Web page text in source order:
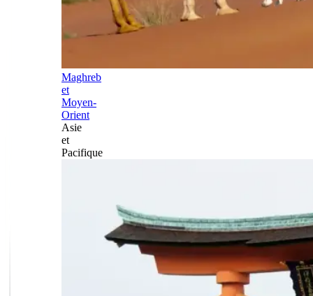
Maghreb
et
Moyen-
Orient
Asie
et
Pacifique